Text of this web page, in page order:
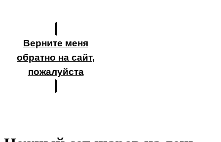
Верните меня
обратно на сайт,
пожалуйста